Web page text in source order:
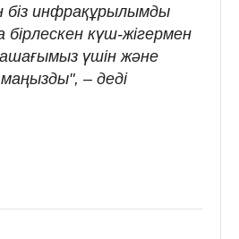
инфрақұрылымды
күш-жігермен
үшін және
– деді